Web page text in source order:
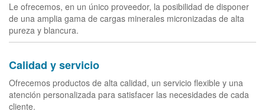
Le ofrecemos, en un único proveedor, la posibilidad de disponer
de una amplia gama de cargas minerales micronizadas de alta
pureza y blancura.
Calidad y servicio
Ofrecemos productos de alta calidad, un servicio flexible y una
atención personalizada para satisfacer las necesidades de cada
cliente.